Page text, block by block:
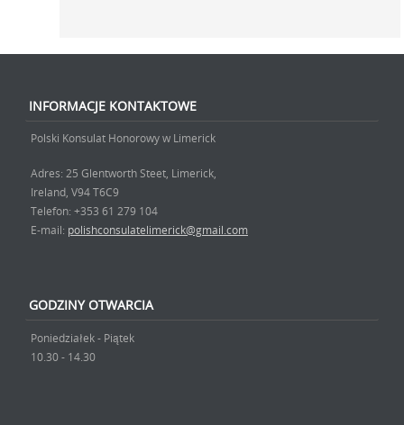
INFORMACJE KONTAKTOWE
Polski Konsulat Honorowy w Limerick
Adres: 25 Glentworth Steet, Limerick,
Ireland, V94 T6C9
Telefon: +353 61 279 104
E-mail: polishconsulatelimerick@gmail.com
GODZINY OTWARCIA
Poniedziałek - Piątek
10.30 - 14.30